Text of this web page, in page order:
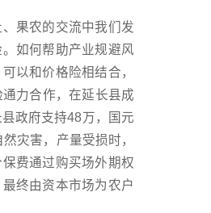
果农的交流中我们发
如何帮助产业规避风
以和价格险相结合，
力合作，在延长县成
政府支持48万，国元
灾害，产量受损时，
费通过购买场外期权
终由资本市场为农户